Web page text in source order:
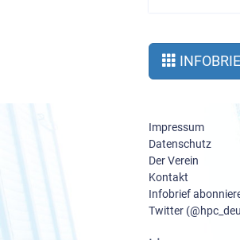
Impressum
Datenschutz
Der Verein
Kontakt
Infobrief
Twitter